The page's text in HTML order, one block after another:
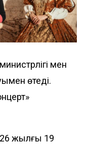
мен
өтеді.
жылғы 19